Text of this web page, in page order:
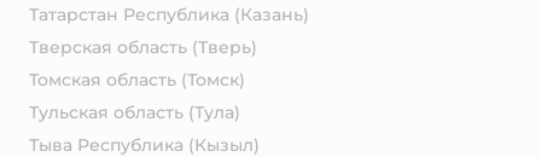
Татарстан Республика (Казань)
Тверская область (Тверь)
Томская область (Томск)
Тульская область (Тула)
Тыва Республика (Кызыл)